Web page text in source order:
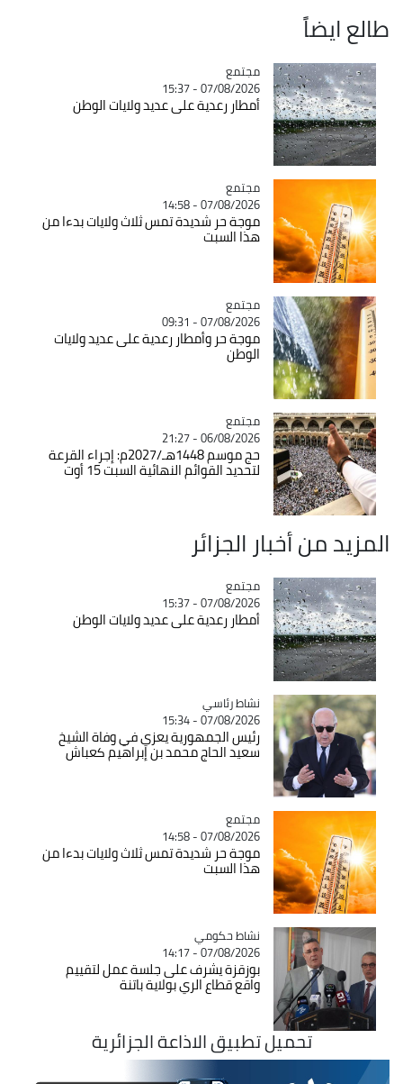
طالع ايضاً
Catégorie
مجتمع
07/08/2026 - 15:37
أمطار رعدية على عديد ولايات الوطن
Catégorie
مجتمع
07/08/2026 - 14:58
موجة حر شديدة تمس ثلاث ولايات بدءا من
هذا السبت
Catégorie
مجتمع
07/08/2026 - 09:31
موجة حر وأمطار رعدية على عديد ولايات
الوطن
Catégorie
مجتمع
06/08/2026 - 21:27
حج موسم 1448هـ/2027م: إجراء القرعة
لتحديد القوائم النهائية السبت 15 أوت
المزيد من أخبار الجزائر
Catégorie
مجتمع
07/08/2026 - 15:37
أمطار رعدية على عديد ولايات الوطن
Catégorie
نشاط رئاسي
07/08/2026 - 15:34
رئيس الجمهورية يعزي في وفاة الشيخ
سعيد الحاج محمد بن إبراهيم كعباش
Catégorie
مجتمع
07/08/2026 - 14:58
موجة حر شديدة تمس ثلاث ولايات بدءا من
هذا السبت
Catégorie
نشاط حكومي
07/08/2026 - 14:17
بوزقزة يشرف على جلسة عمل لتقييم
واقع قطاع الري بولاية باتنة
تحميل تطبيق الاذاعة الجزائرية